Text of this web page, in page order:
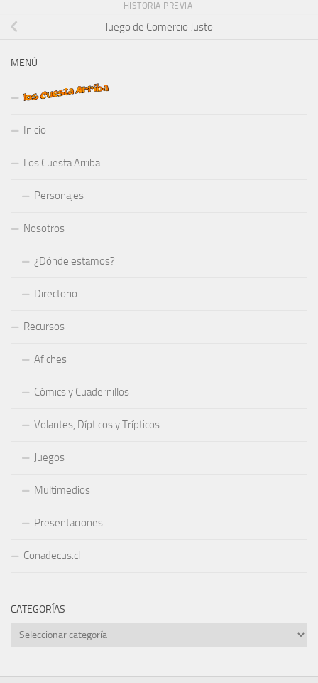
HISTORIA PREVIA
Juego de Comercio Justo
MENÚ
Inicio
Los Cuesta Arriba
Personajes
Nosotros
¿Dónde estamos?
Directorio
Recursos
Afiches
Cómics y Cuadernillos
Volantes, Dípticos y Trípticos
Juegos
Multimedios
Presentaciones
Conadecus.cl
CATEGORÍAS
Categorías